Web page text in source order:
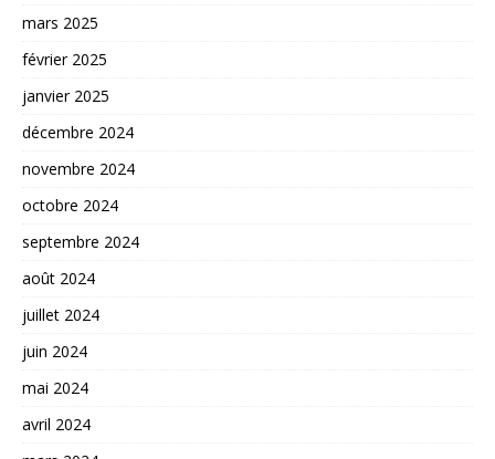
mars 2025
février 2025
janvier 2025
décembre 2024
novembre 2024
octobre 2024
septembre 2024
août 2024
juillet 2024
juin 2024
mai 2024
avril 2024